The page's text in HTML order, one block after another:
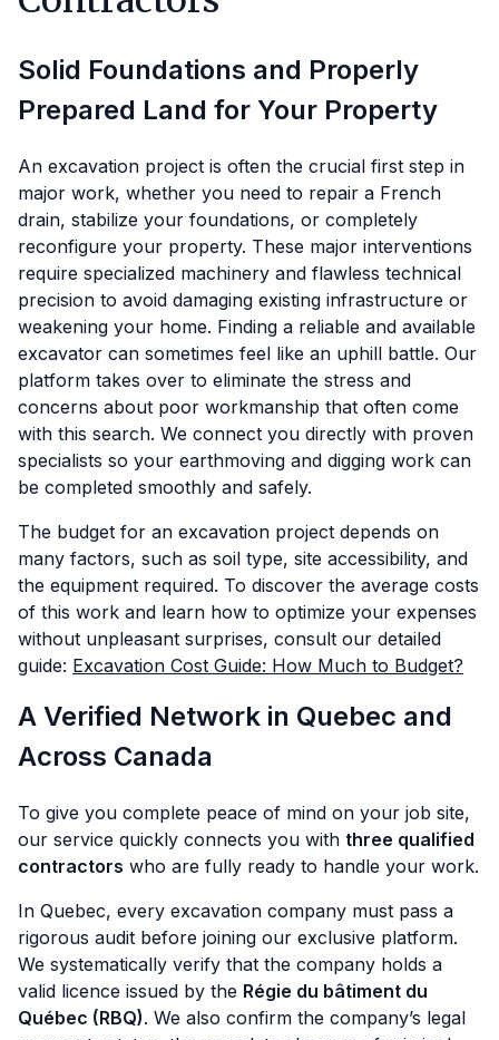
Solid Foundations and Properly
Prepared Land for Your Property
An excavation project is often the crucial first step in
major work, whether you need to repair a French
drain, stabilize your foundations, or completely
reconfigure your property. These major interventions
require specialized machinery and flawless technical
precision to avoid damaging existing infrastructure or
weakening your home. Finding a reliable and available
excavator can sometimes feel like an uphill battle. Our
platform takes over to eliminate the stress and
concerns about poor workmanship that often come
with this search. We connect you directly with proven
specialists so your earthmoving and digging work can
be completed smoothly and safely.
The budget for an excavation project depends on
many factors, such as soil type, site accessibility, and
the equipment required. To discover the average costs
of this work and learn how to optimize your expenses
without unpleasant surprises, consult our detailed
guide: Excavation Cost Guide: How Much to Budget?
A Verified Network in Quebec and
Across Canada
To give you complete peace of mind on your job site,
our service quickly connects you with three qualified
contractors who are fully ready to handle your work.
In Quebec, every excavation company must pass a
rigorous audit before joining our exclusive platform.
We systematically verify that the company holds a
valid licence issued by the Régie du bâtiment du
Québec (RBQ). We also confirm the company’s legal